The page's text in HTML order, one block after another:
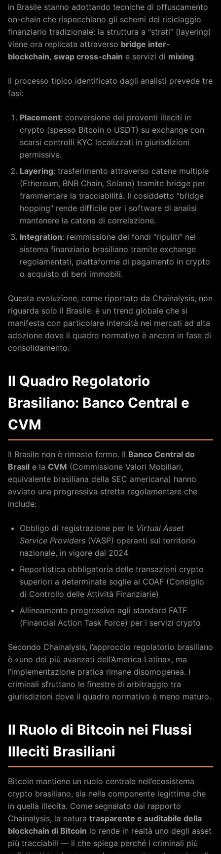
in Brasile stanno adottando tecniche di offuscamento
on-chain che rispecchiano gli schemi del riciclaggio
finanziario tradizionale: la struttura a “strati” (layering)
viene ora replicata attraverso bridge inter-
blockchain, swap cross-chain e servizi di mixing.
Il processo tipico identificato dagli analisti prevede tre
fasi:
Placement: conversione dei proventi illeciti in
crypto (spesso Bitcoin o USDT) su exchange con
scarsi controlli KYC localizzati in giurisdizioni
permissive.
Layering: trasferimento attraverso catene multiple
(Ethereum, BNB Chain, Solana) tramite bridge per
frammentare la tracciabilità. Il cosiddetto “bridge
hopping” rende difficile per i software di analisi
mantenere la catena di correlazione.
Integration: reimmissione dei fondi “ripuliti” nel
sistema finanziario brasiliano tramite exchange
regolamentati, piattaforme di pagamento in crypto
o acquisto di beni immobili.
Questa evoluzione, come riportato da Chainalysis, non
riguarda solo il Brasile: è un trend globale che si
manifesta con particolare intensità nei mercati ad alta
adozione dove il quadro normativo è ancora in fase di
consolidamento.
Il Quadro Regolatorio
Brasiliano: Banco Central e
CVM
Il Brasile non è rimasto fermo. Il Banco Central do
Brasil e la CVM (Commissione Valori Mobiliari,
equivalente brasiliana della SEC americana) hanno
avviato una progressiva stretta regolamentare che
include:
Obbligo di registrazione per le Virtual Asset
Service Providers (VASP) operanti sul territorio
nazionale, in vigore dal 2024
Reportistica obbligatoria delle transazioni crypto
superiori a determinate soglie al COAF (Consiglio
di Controllo delle Attività Finanziarie)
Allineamento progressivo agli standard FATF
(Financial Action Task Force) per i servizi crypto
Secondo Chainalysis, l’approccio regolatorio brasiliano
è «uno dei più avanzati dell’America Latina», ma
l’implementazione pratica rimane disomogenea. I
criminali sfruttano le finestre di arbitraggio tra
giurisdizioni dove il quadro normativo è meno maturo.
Il Ruolo di Bitcoin nei Flussi
Illeciti Brasiliani
Bitcoin mantiene un ruolo centrale nell’ecosistema
crypto brasiliano, sia nella componente legittima che
in quella illecita. Come segnalato dal rapporto
Chainalysis, la natura trasparente e auditabile della
blockchain di Bitcoin lo rende in realtà uno degli asset
più tracciabili — il che spiega perché i criminali più